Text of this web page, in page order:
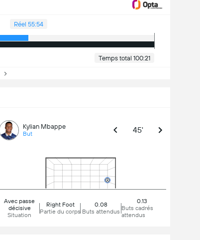
Réel 55:54
Temps total 100:21
Kylian Mbappe
But 45'
Avec passe
décisive
Situation
Right Foot
Partie du corps
0.08
Buts attendus
0.13
Buts cadrés
attendus